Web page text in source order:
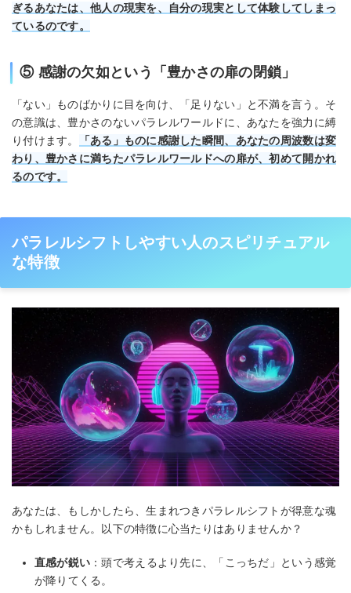
ぎるあなたは、他人の現実を、自分の現実として体験してしまっ
ているのです。
⑤ 感謝の欠如という「豊かさの扉の閉鎖」
「ない」ものばかりに目を向け、「足りない」と不満を言う。そ
の意識は、豊かさのないパラレルワールドに、あなたを強力に縛
り付けます。
「ある」ものに感謝した瞬間、あなたの周波数は変
わり、豊かさに満ちたパラレルワールドへの扉が、初めて開かれ
るのです。
パラレルシフトしやすい人のスピリチュアル
な特徴
あなたは、もしかしたら、生まれつきパラレルシフトが得意な魂
かもしれません。以下の特徴に心当たりはありませんか？
直感が鋭い ：頭で考えるより先に、「こっちだ」という感覚
が降りてくる。